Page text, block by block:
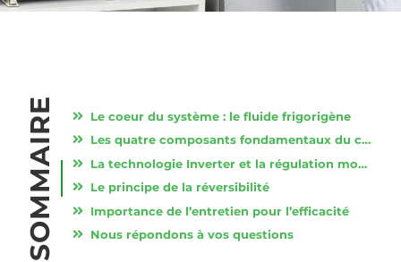
SOMMAIRE
Le coeur du système : le fluide frigorigène
Les quatre composants fondamentaux du cycle
La technologie Inverter et la régulation moderne
Le principe de la réversibilité
Importance de l’entretien pour l’efficacité
Nous répondons à vos questions